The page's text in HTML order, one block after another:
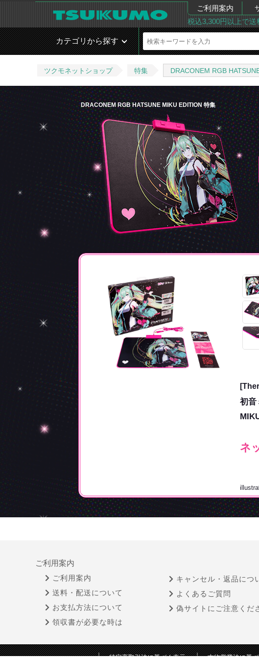
ご利用案内
税込3,300円以上で送
カテゴリから探す
ツクモネットショップ 特集 DRACONEM RGB
DRACONEM RGB HATSUNE MIKU EDITION 特集
初音
ネ
ご利用案内
ご利用案内
送料・配送について
お支払方法について
領収書が必要な時は
キャンセル・返品につ
よくあるご質問
偽サイトにご注意くだ
特定商取引法に基づく表示 古物営業法に基